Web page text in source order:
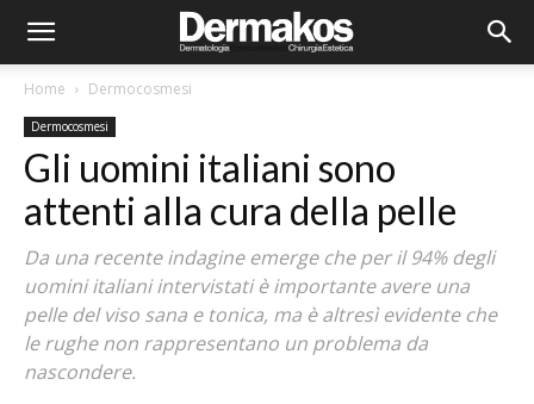
Home Dermocosmesi
Dermocosmesi
Gli uomini italiani sono
attenti alla cura della pelle
Da una recente indagine emerge che per il 94% degli
uomini italiani intervistati è importante avere una
pelle del viso sana e tonica, ma è altresì evidente che
le rughe non rappresentano un problema da
nascondere.